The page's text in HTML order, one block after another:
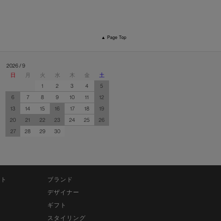
▲ Page Top
2026 / 9
日
月 火 水 木 金
土
1
2 3 4
5
6
7 8 9 10 11
12
13
14 15 16 17 18
19
20
21 22 23 24 25
26
27
28 29 30
ブランド
デザイナー
ギフト
スタイリング